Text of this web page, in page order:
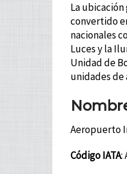
La
convertido
nacionales
Luces y la
Unidad de
unidades de
Aeropuerto
Código IATA: